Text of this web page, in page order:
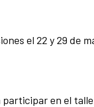
el 22 y 29 de
participar en el